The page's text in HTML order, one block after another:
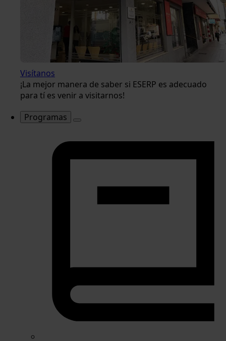
Visítanos
¡La mejor manera de saber si ESERP es adecuado
para tí es venir a visitarnos!
Programas